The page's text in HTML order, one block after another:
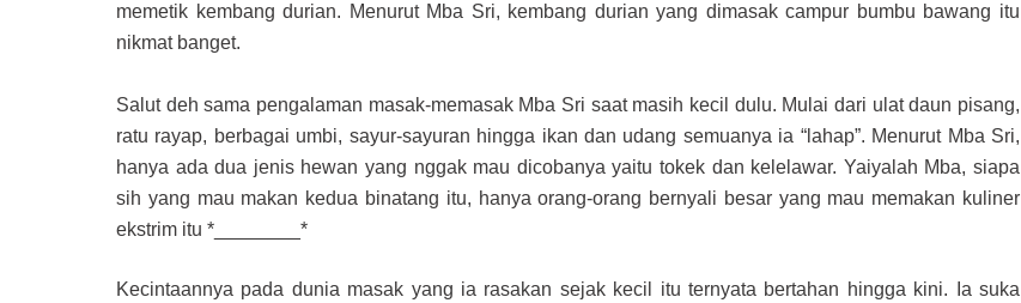
memetik kembang durian. Menurut Mba Sri, kembang durian yang dimasak campur bumbu bawang itu
nikmat banget.
Salut deh sama pengalaman masak-memasak Mba Sri saat masih kecil dulu. Mulai dari ulat daun pisang,
ratu rayap, berbagai umbi, sayur-sayuran hingga ikan dan udang semuanya ia “lahap”. Menurut Mba Sri,
hanya ada dua jenis hewan yang nggak mau dicobanya yaitu tokek dan kelelawar. Yaiyalah Mba, siapa
sih yang mau makan kedua binatang itu, hanya orang-orang bernyali besar yang mau memakan kuliner
ekstrim itu *________*
Kecintaannya pada dunia masak yang ia rasakan sejak kecil itu ternyata bertahan hingga kini. Ia suka